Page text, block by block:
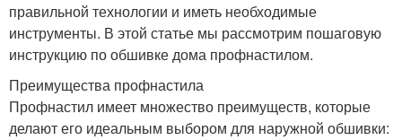
правильной технологии и иметь необходимые
инструменты. В этой статье мы рассмотрим пошаговую
инструкцию по обшивке дома профнастилом.
Преимущества профнастила
Профнастил имеет множество преимуществ, которые
делают его идеальным выбором для наружной обшивки: